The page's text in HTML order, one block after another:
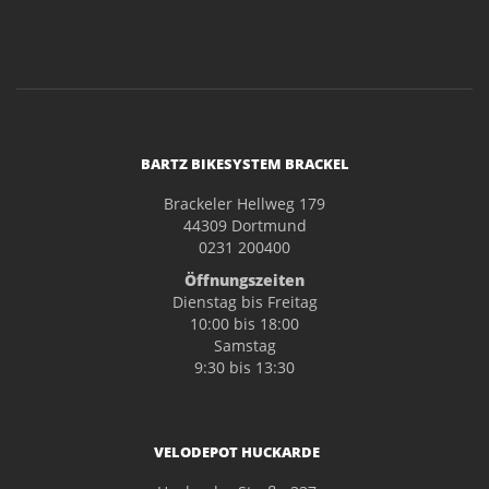
BARTZ BIKESYSTEM BRACKEL
Brackeler Hellweg 179
44309 Dortmund
0231 200400
Öffnungszeiten
Dienstag bis Freitag
10:00 bis 18:00
Samstag
9:30 bis 13:30
VELODEPOT HUCKARDE